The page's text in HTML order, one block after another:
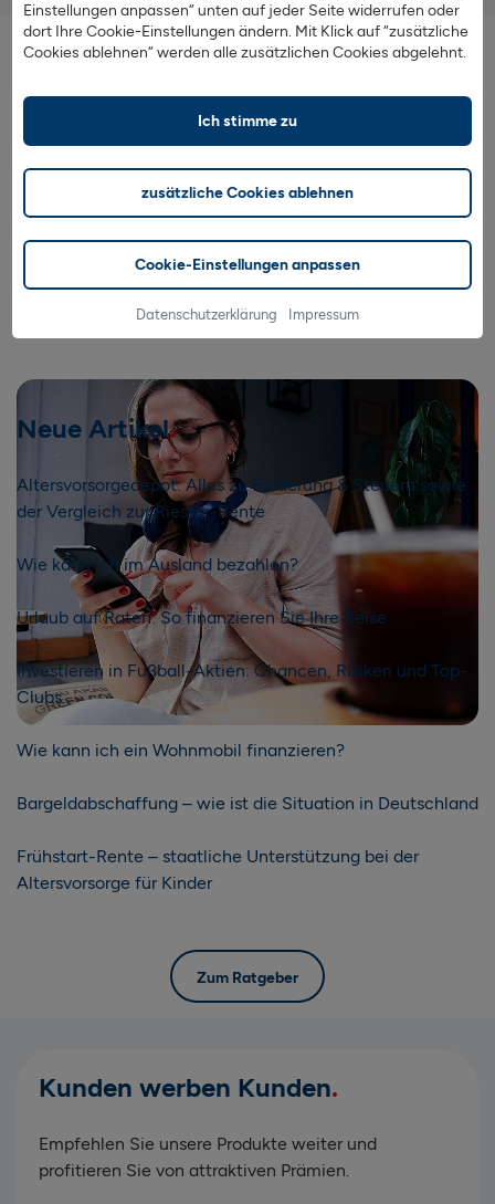
Einstellungen anpassen“ unten auf jeder Seite widerrufen oder
dort Ihre Cookie-Einstellungen ändern. Mit Klick auf “zusätzliche
Cookies ablehnen“ werden alle zusätzlichen Cookies abgelehnt.
Ich stimme zu
zusätzliche Cookies ablehnen
Cookie-Einstellungen anpassen
Datenschutzerklärung Impressum
Neue Artikel
Altersvorsorgedepot: Alles zu Förderung & Steuern sowie
der Vergleich zur Riester-Rente
Wie kann ich im Ausland bezahlen?
Urlaub auf Raten: So finanzieren Sie Ihre Reise
Investieren in Fußball-Aktien: Chancen, Risiken und Top-
Clubs
Wie kann ich ein Wohnmobil finanzieren?
Bargeldabschaffung – wie ist die Situation in Deutschland
Frühstart-Rente – staatliche Unterstützung bei der
Altersvorsorge für Kinder
Zum Ratgeber
Kunden werben Kunden
Empfehlen Sie unsere Produkte weiter und
profitieren Sie von attraktiven Prämien.